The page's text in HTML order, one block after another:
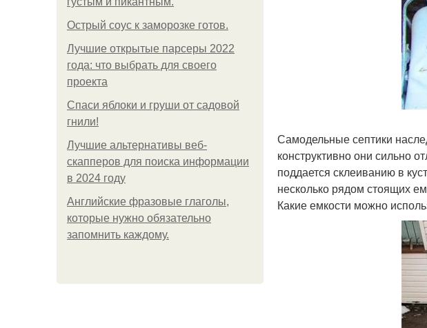
Острый соус к заморозке готов.
Лучшие открытые парсеры 2022
года: что выбрать для своего
проекта
Спаси яблоки и груши от садовой
гнили!
Лучшие альтернативы веб-
скапперов для поиска информации
в 2024 году
Английские фразовые глаголы,
которые нужно обязательно
запомнить каждому.
Самодельные септики
конструктивно они сильно
поддается склеиванию в
несколько рядом стоящих
Какие емкости можно